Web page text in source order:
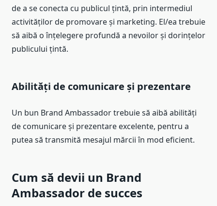
de a se conecta cu publicul țintă, prin intermediul
activităților de promovare și marketing. El/ea trebuie
să aibă o înțelegere profundă a nevoilor și dorințelor
publicului țintă.
Abilități de comunicare și prezentare
Un bun Brand Ambassador trebuie să aibă abilități
de comunicare și prezentare excelente, pentru a
putea să transmită mesajul mărcii în mod eficient.
Cum să devii un Brand
Ambassador de succes